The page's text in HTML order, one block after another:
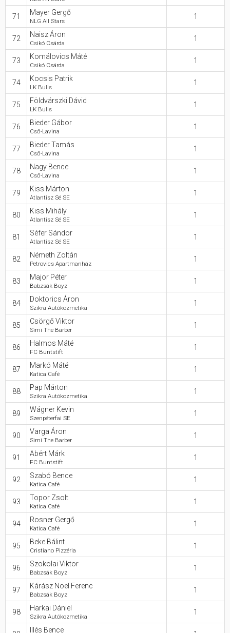
71 Mayer Gergő
NLG All Stars
1
72 Naisz Áron
Csikó Csárda
1
73 Komálovics Máté
Csikó Csárda
1
74 Kocsis Patrik
LK Bulls
1
75 Földvárszki Dávid
LK Bulls
1
76 Bieder Gábor
Cső-Lavina
1
77 Bieder Tamás
Cső-Lavina
1
78 Nagy Bence
Cső-Lavina
1
79 Kiss Márton
Atlantisz Sé SE
1
80 Kiss Mihály
Atlantisz Sé SE
1
81 Séfer Sándor
Atlantisz Sé SE
1
82 Németh Zoltán
Petrovics Apartmanház
1
83 Major Péter
Babzsák Boyz
1
84 Doktorics Áron
Szikra Autókozmetika
1
85 Csörgő Viktor
Simi The Barber
1
86 Halmos Máté
FC Buntstift
1
87 Markó Máté
Katica Café
1
88 Pap Márton
Szikra Autókozmetika
1
89 Wágner Kevin
Szenpéterfai SE
1
90 Varga Áron
Simi The Barber
1
91 Abért Márk
FC Buntstift
1
92 Szabó Bence
Katica Café
1
93 Topor Zsolt
Katica Café
1
94 Rosner Gergő
Katica Café
1
95 Beke Bálint
Cristiano Pizzéria
1
96 Szokolai Viktor
Babzsák Boyz
1
97 Kárász Noel Ferenc
Babzsák Boyz
1
98 Harkai Dániel
Szikra Autókozmetika
1
Illés Bence